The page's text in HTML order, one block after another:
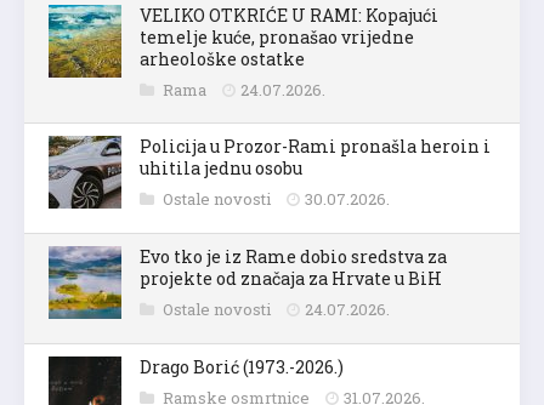
VELIKO OTKRIĆE U RAMI: Kopajući
temelje kuće, pronašao vrijedne
arheološke ostatke
Rama 24.07.2026.
Policija u Prozor-Rami pronašla heroin i
uhitila jednu osobu
Ostale novosti 30.07.2026.
Evo tko je iz Rame dobio sredstva za
projekte od značaja za Hrvate u BiH
Ostale novosti 24.07.2026.
Drago Borić (1973.-2026.)
Ramske osmrtnice 31.07.2026.